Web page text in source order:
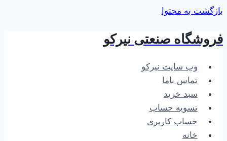
بازگشت به محتوا
فروشگاه صنعتی نیرکو
وب سایت نیرکو
تماس باما
سبد خرید
تسویه حساب
حساب کاربری
خانه